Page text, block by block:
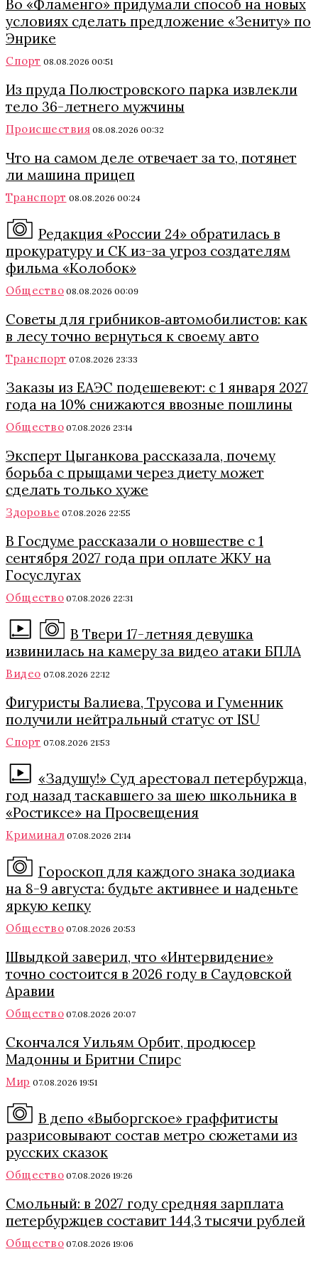
Во «Фламенго» придумали способ на новых
условиях сделать предложение «Зениту» по
Энрике
Спорт 08.08.2026 00:51
Из пруда Полюстровского парка извлекли
тело 36-летнего мужчины
Происшествия 08.08.2026 00:32
Что на самом деле отвечает за то, потянет
ли машина прицеп
Транспорт 08.08.2026 00:24
Редакция «России 24» обратилась в
прокуратуру и СК из-за угроз создателям
фильма «Колобок»
Общество 08.08.2026 00:09
Советы для грибников‑автомобилистов: как
в лесу точно вернуться к своему авто
Транспорт 07.08.2026 23:33
Заказы из ЕАЭС подешевеют: с 1 января 2027
года на 10% снижаются ввозные пошлины
Общество 07.08.2026 23:14
Эксперт Цыганкова рассказала, почему
борьба с прыщами через диету может
сделать только хуже
Здоровье 07.08.2026 22:55
В Госдуме рассказали о новшестве с 1
сентября 2027 года при оплате ЖКУ на
Госуслугах
Общество 07.08.2026 22:31
В Твери 17-летняя девушка
извинилась на камеру за видео атаки БПЛА
Видео 07.08.2026 22:12
Фигуристы Валиева, Трусова и Гуменник
получили нейтральный статус от ISU
Спорт 07.08.2026 21:53
«Задушу!» Суд арестовал петербуржца,
год назад таскавшего за шею школьника в
«Ростиксе» на Просвещения
Криминал 07.08.2026 21:14
Гороскоп для каждого знака зодиака
на 8-9 августа: будьте активнее и наденьте
яркую кепку
Общество 07.08.2026 20:53
Швыдкой заверил, что «Интервидение»
точно состоится в 2026 году в Саудовской
Аравии
Общество 07.08.2026 20:07
Скончался Уильям Орбит, продюсер
Мадонны и Бритни Спирс
Мир 07.08.2026 19:51
В депо «Выборгское» граффитисты
разрисовывают состав метро сюжетами из
русских сказок
Общество 07.08.2026 19:26
Смольный: в 2027 году средняя зарплата
петербуржцев составит 144,3 тысячи рублей
Общество 07.08.2026 19:06